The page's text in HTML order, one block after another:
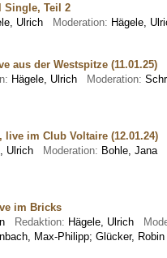
Single, Teil 2
Ulrich Moderation: Hägele,
aus der Westspitze (11.01.25)
Hägele, Ulrich Moderation:
im Club Voltaire (12.01.24)
Ulrich Moderation: Bohle, Jana
im Bricks
Redaktion: Hägele, Ulrich
Max-Philipp; Glücker, Robin